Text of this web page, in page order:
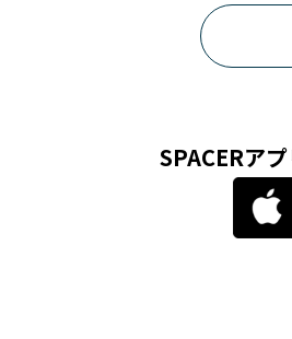
SPACERア